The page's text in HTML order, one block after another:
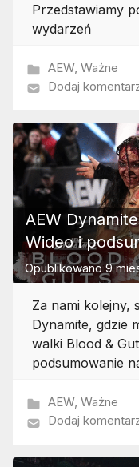
Przedstawiamy
wydarzeń
AEW, Ważne
Dodaj
AEW
Wideo i
Opublikowano9
Za nami kolejny,
Dynamite, gdzie
walki Blood &
podsumowanie
AEW, Ważne
Dodaj